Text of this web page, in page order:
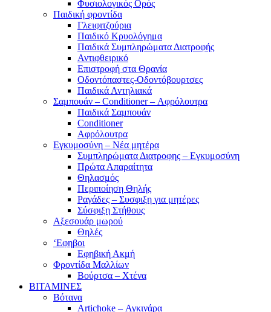
Φυσιολογικός Ορός
Παιδική φροντίδα
Γλειφιτζούρια
Παιδικό Κρυολόγημα
Παιδικά Συμπληρώματα Διατροφής
Αντιφθειρικό
Επιστροφή στα Θρανία
Οδοντόπαστες-Οδοντόβουρτσες
Παιδικά Αντηλιακά
Σαμπουάν – Conditioner – Αφρόλουτρα
Παιδικά Σαμπουάν
Conditioner
Αφρόλουτρα
Εγκυμοσύνη – Νέα μητέρα
Συμπληρώματα Διατροφης – Εγκυμοσύνη
Πρώτα Απαραίτητα
Θηλασμός
Περιποίηση Θηλής
Ραγάδες – Συσφιξη για μητέρες
Σύσφιξη Στήθους
Αξεσουάρ μωρού
Θηλές
‘Εφηβοι
Εφηβική Ακμή
Φροντίδα Μαλλίων
Βούρτσα – Χτένα
ΒΙΤΑΜΙΝΕΣ
Βότανα
Artichoke – Αγκινάρα